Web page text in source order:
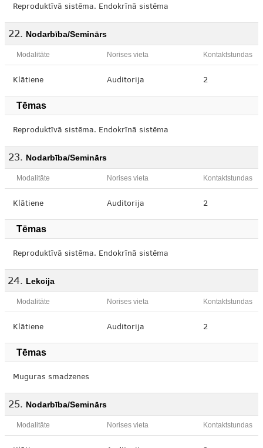
Reproduktīvā sistēma. Endokrīnā sistēma
Nodarbība/Seminārs
Modalitāte Norises vieta Kontaktstundas
Klātiene Auditorija 2
Tēmas
Reproduktīvā sistēma. Endokrīnā sistēma
Nodarbība/Seminārs
Modalitāte Norises vieta Kontaktstundas
Klātiene Auditorija 2
Tēmas
Reproduktīvā sistēma. Endokrīnā sistēma
Lekcija
Modalitāte Norises vieta Kontaktstundas
Klātiene Auditorija 2
Tēmas
Muguras smadzenes
Nodarbība/Seminārs
Modalitāte Norises vieta Kontaktstundas